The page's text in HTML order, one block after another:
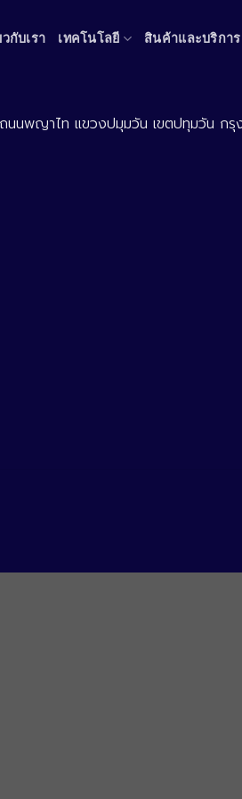
วกับเรา เทคโนโลยี สินค้าและบริการ
นนพญาไท แขวงปมุมวัน เขตปทุมวัน กรุ